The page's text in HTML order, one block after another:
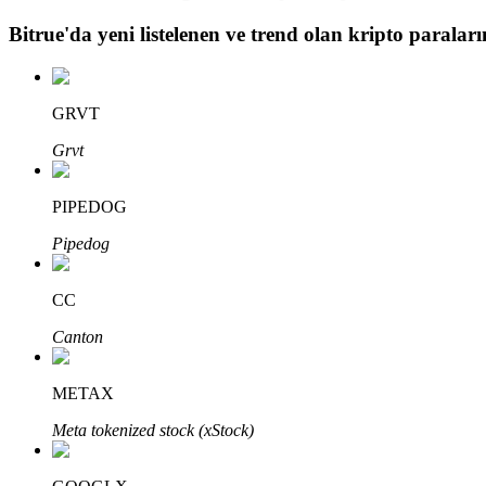
BTR Kilitleme
BTR sahiplerine özel yatırımlar
Krediler
Kripto destekli borçlanma hizmeti
Bitrue'da yeni listelenen ve trend olan kripto
GRVT
Grvt
PIPEDOG
Pipedog
CC
Canton
METAX
Meta tokenized stock (xStock)